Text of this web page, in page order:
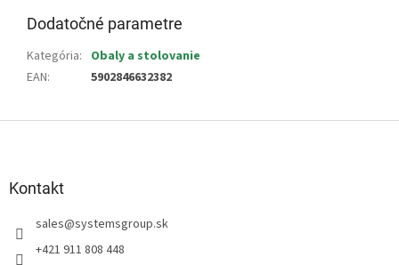
Dodatočné parametre
Kategória: Obaly a stolovanie
EAN: 5902846632382
Kontakt
sales@systemsgroup.sk
+421 911 808 448